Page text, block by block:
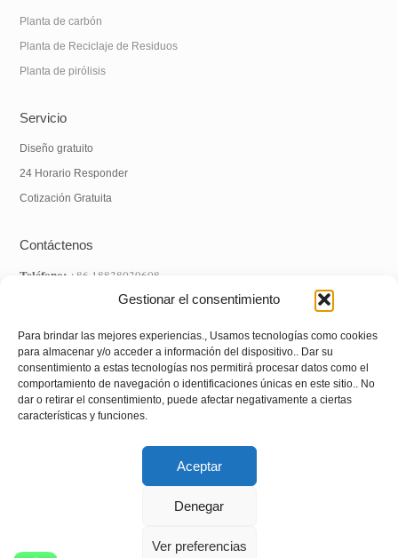
Gestionar el consentimiento
Para brindar las mejores experiencias., Usamos tecnologías como cookies
para almacenar y/o acceder a información del dispositivo.. Dar su
consentimiento a estas tecnologías nos permitirá procesar datos como el
comportamiento de navegación o identificaciones únicas en este sitio.. No
dar o retirar el consentimiento, puede afectar negativamente a ciertas
características y funciones.
Aceptar
Denegar
Ver preferencias
Planta de carbón
Planta de Reciclaje de Residuos
Planta de pirólisis
Servicio
Diseño gratuito
24 Horario Responder
Cotización Gratuita
Contáctenos
Teléfono: +86 18838039608
+86 18838039608
DIRECCIÓN
Dirección de fábrica:No.1 Fábrica, NO. 105 Camino de Xuchang,
Zhongxin Road Street, Distrito de Shanghai, Ciudad de Zhengzhou,
Derechos de autor © 2022